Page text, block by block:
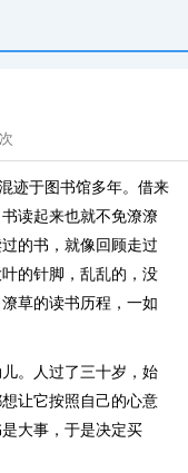
次
迹于图书馆多年。借来
读起来也就不免潦潦
的书，就像回顾走过
的针脚，乱乱的，没
草的读书历程，一如
。人过了三十岁，始
让它按照自己的心意
大事，于是决定买